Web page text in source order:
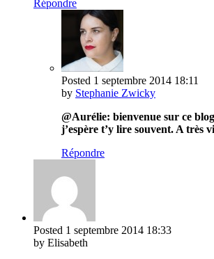
Répondre
Posted 1 septembre 2014 18:11
by Stephanie Zwicky
@Aurélie: bienvenue sur ce
j’espère t’y lire souvent. A très
Répondre
Posted 1 septembre 2014 18:33
by Elisabeth